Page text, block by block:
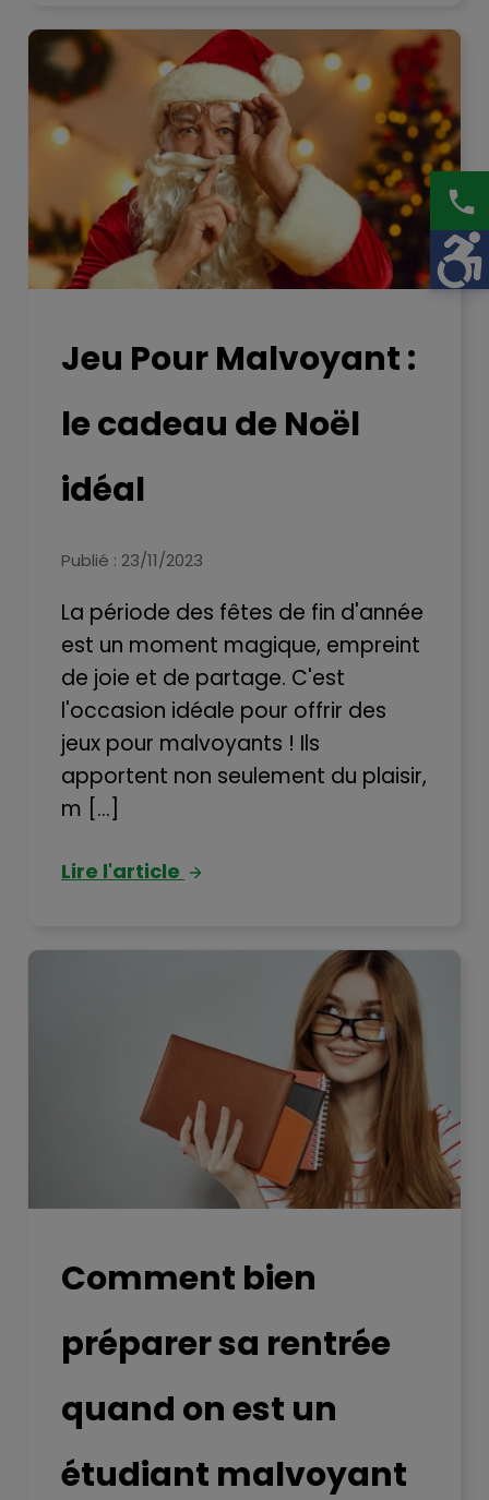
Jeu Pour Malvoyant :
le cadeau de Noël
idéal
Publié : 23/11/2023
La période des fêtes de fin d'année
est un moment magique, empreint
de joie et de partage. C'est
l'occasion idéale pour offrir des
jeux pour malvoyants ! Ils
apportent non seulement du plaisir,
m [...]
Lire l'article
Comment bien
préparer sa rentrée
quand on est un
étudiant malvoyant
phone